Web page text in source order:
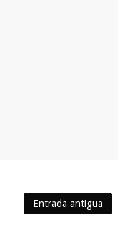
Entrada antigua